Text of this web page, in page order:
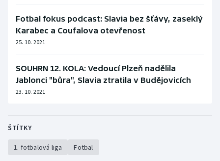
Fotbal fokus podcast: Slavia bez šťávy, zaseklý
Karabec a Coufalova otevřenost
25. 10. 2021
SOUHRN 12. KOLA: Vedoucí Plzeň nadělila
Jablonci "bůra", Slavia ztratila v Budějovicích
23. 10. 2021
ŠTÍTKY
1. fotbalová liga Fotbal